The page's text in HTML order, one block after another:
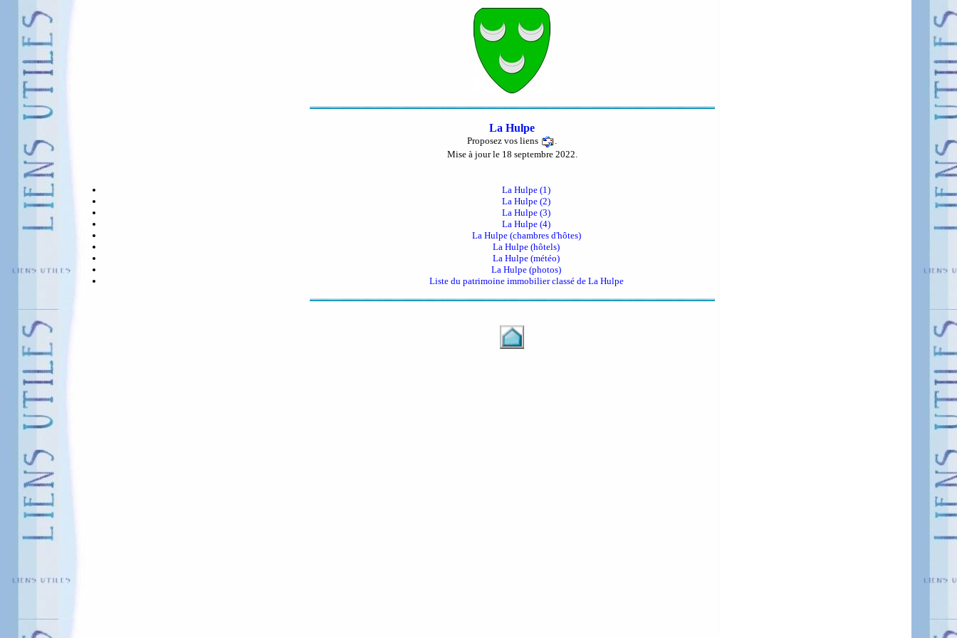
La Hulpe
Proposez vos liens
Mise à jour le 18 septembre 2022.
La Hulpe (1)
La Hulpe (2)
La Hulpe (3)
La Hulpe (4)
La Hulpe (chambres d'hôtes)
La Hulpe (hôtels)
La Hulpe (météo)
La Hulpe (photos)
Liste du patrimoine immobilier classé de La Hulpe